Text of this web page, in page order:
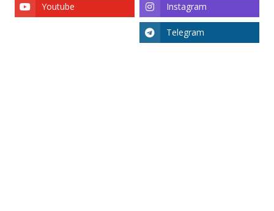
Instagram
Youtube
Telegram